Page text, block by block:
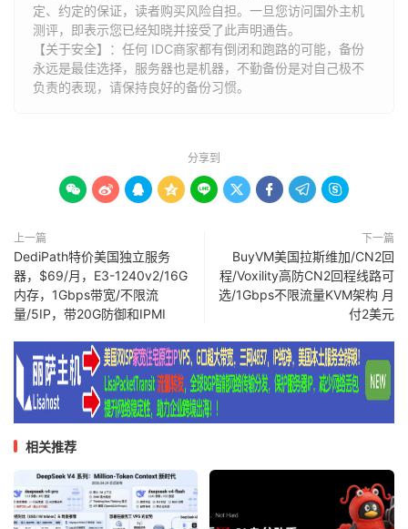
定、约定的保证，读者购买风险自担。一旦您访问国外主机
测评，即表示您已经知晓并接受了此声明通告。
【关于安全】：任何 IDC商家都有倒闭和跑路的可能，备份
永远是最佳选择，服务器也是机器，不勤备份是对自己极不
负责的表现，请保持良好的备份习惯。
分享到
        
上一篇
DediPath特价美国独立服务
器，$69/月，E3-1240v2/16G
内存，1Gbps带宽/不限流
量/5IP，带20G防御和IPMI
下一篇
BuyVM美国拉斯维加/CN2回
程/Voxility高防CN2回程线路可
选/1Gbps不限流量KVM架构 月
付2美元
相关推荐